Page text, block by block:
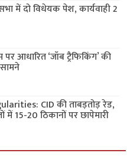
में दो विधेयक पेश, कार्यवाही 2
आधारित ‘जॉब ट्रैफिकिंग’ की
CID की ताबड़तोड़ रेड,
15-20 ठिकानों पर छापेमारी